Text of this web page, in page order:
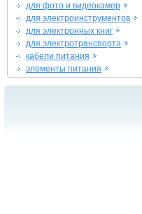
для фото и видеокамер
для электроинструментов
для электронных книг
для электротранспорта
кабели питания
элементы питания